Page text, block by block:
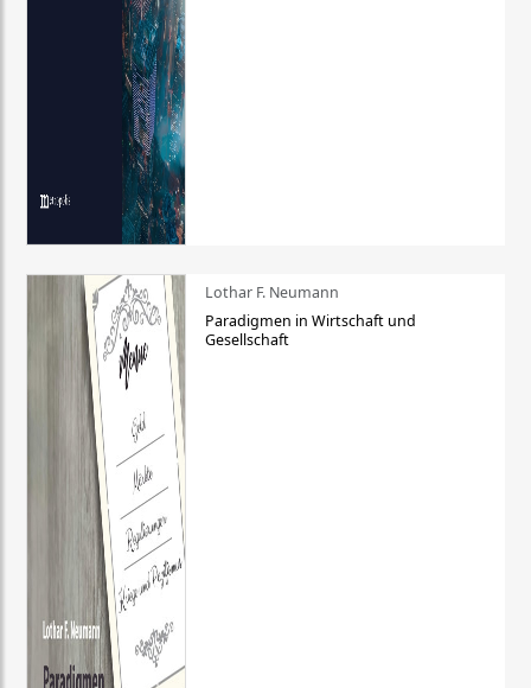
Lothar F. Neumann
Paradigmen in Wirtschaft und
Gesellschaft